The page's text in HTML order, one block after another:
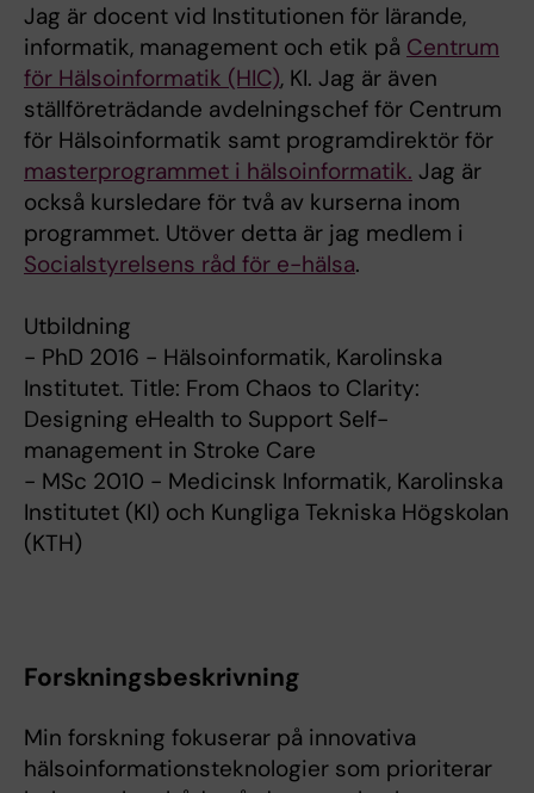
Jag är docent vid Institutionen för lärande,
informatik, management och etik på Centrum
för Hälsoinformatik (HIC), KI. Jag är även
ställföreträdande avdelningschef för Centrum
för Hälsoinformatik samt programdirektör för
masterprogrammet i hälsoinformatik. Jag är
också kursledare för två av kurserna inom
programmet. Utöver detta är jag medlem i
Socialstyrelsens råd för e-hälsa.
Utbildning
- PhD 2016 - Hälsoinformatik, Karolinska
Institutet. Title: From Chaos to Clarity:
Designing eHealth to Support Self-
management in Stroke Care
- MSc 2010 - Medicinsk Informatik, Karolinska
Institutet (KI) och Kungliga Tekniska Högskolan
(KTH)
Forskningsbeskrivning
Min forskning fokuserar på innovativa
hälsoinformationsteknologier som prioriterar